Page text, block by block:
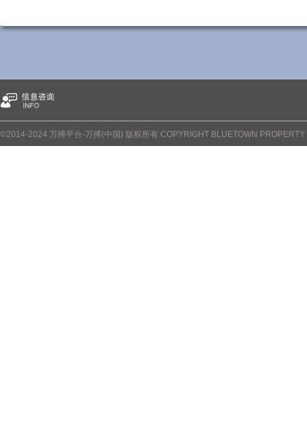
©2014-2024 万搏平台-万搏(中国) 版权所有 COPYRIGHT BLUETOWN